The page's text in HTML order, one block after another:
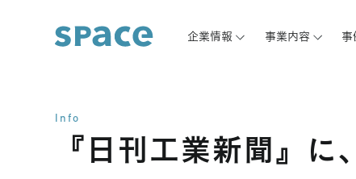
企業情報 事業内容 事
Info
『日刊工業新聞』